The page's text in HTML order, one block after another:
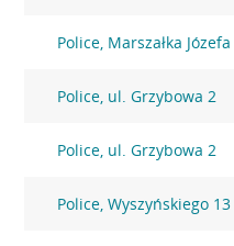
Police, Marszałka
Police, ul. Grzybowa 2
Police, ul. Grzybowa 2
Police, Wyszyńskiego 13